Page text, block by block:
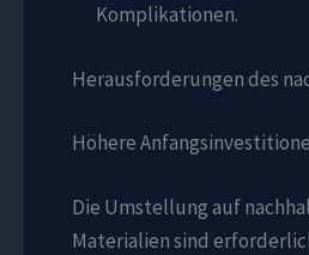
Komplikationen.
Herausforderungen des
Höhere
Die Umstellung auf
Materialien sind